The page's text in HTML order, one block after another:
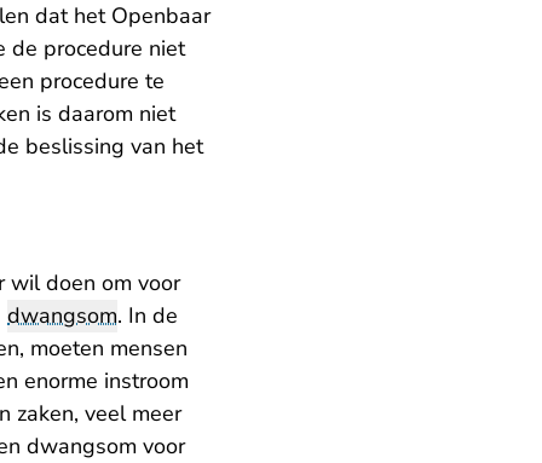
dat het Openbaar
de procedure niet
procedure te
is daarom niet
beslissing van het
wil doen om voor
dwangsom. In de
moeten mensen
enorme instroom
zaken, veel meer
dwangsom voor